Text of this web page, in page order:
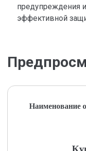
предупреждения
эффективной
Наименование